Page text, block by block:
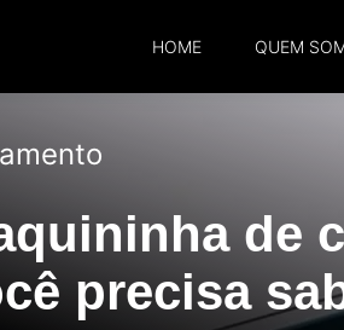
HOME QUEM
de
precisa